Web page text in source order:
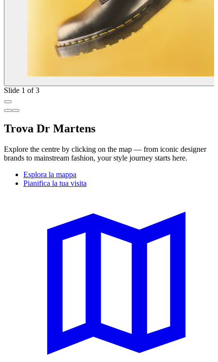
Slide 1 of 3
Trova Dr Martens
Explore the centre by clicking on the map — from iconic designer
brands to mainstream fashion, your style journey starts here.
Esplora la mappa
Pianifica la tua visita